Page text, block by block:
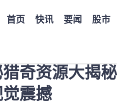
首页 快讯 要闻 股市
奇资源大揭
震撼